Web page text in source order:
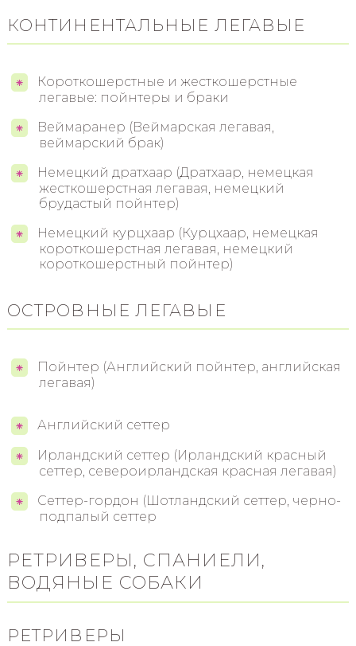
КОНТИНЕНТАЛЬНЫЕ ЛЕГАВЫЕ
Короткошерстные и жесткошерстные
легавые: пойнтеры и браки
Веймаранер (Веймарская легавая,
веймарский брак)
Немецкий дратхаар (Дратхаар, немецкая
жесткошерстная легавая, немецкий
брудастый пойнтер)
Немецкий курцхаар (Курцхаар, немецкая
короткошерстная легавая, немецкий
короткошерстный пойнтер)
ОСТРОВНЫЕ ЛЕГАВЫЕ
Пойнтер (Английский пойнтер, английская
легавая)
Английский сеттер
Ирландский сеттер (Ирландский красный
сеттер, североирландская красная легавая)
Сеттер-гордон (Шотландский сеттер, черно-
подпалый сеттер
РЕТРИВЕРЫ, СПАНИЕЛИ,
ВОДЯНЫЕ СОБАКИ
РЕТРИВЕРЫ